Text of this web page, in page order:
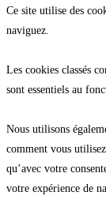
Ce site utilise des
naviguez.
Les cookies classés
sont essentiels au
Nous utilisons
comment vous
qu’avec votre
votre expérience de